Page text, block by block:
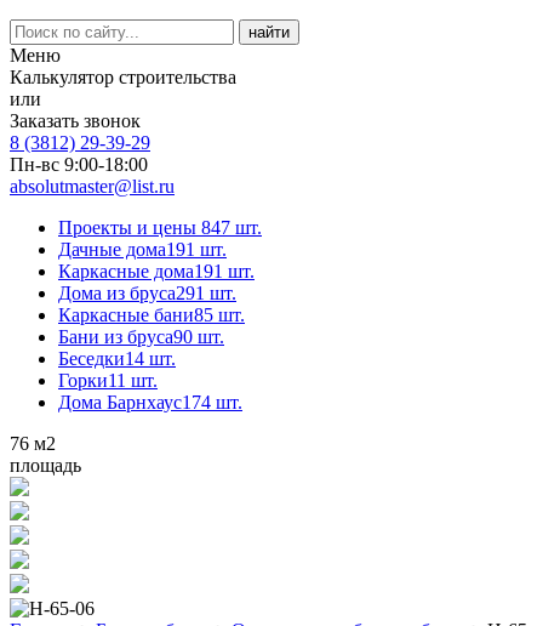
Меню
Калькулятор строительства
или
Заказать звонок
8 (3812) 29-39-29
Пн-вс 9:00-18:00
absolutmaster@list.ru
Проекты и цены 847 шт.
Дачные дома191 шт.
Каркасные дома191 шт.
Дома из бруса291 шт.
Каркасные бани85 шт.
Бани из бруса90 шт.
Беседки14 шт.
Горки11 шт.
Дома Барнхаус174 шт.
76 м2
площадь